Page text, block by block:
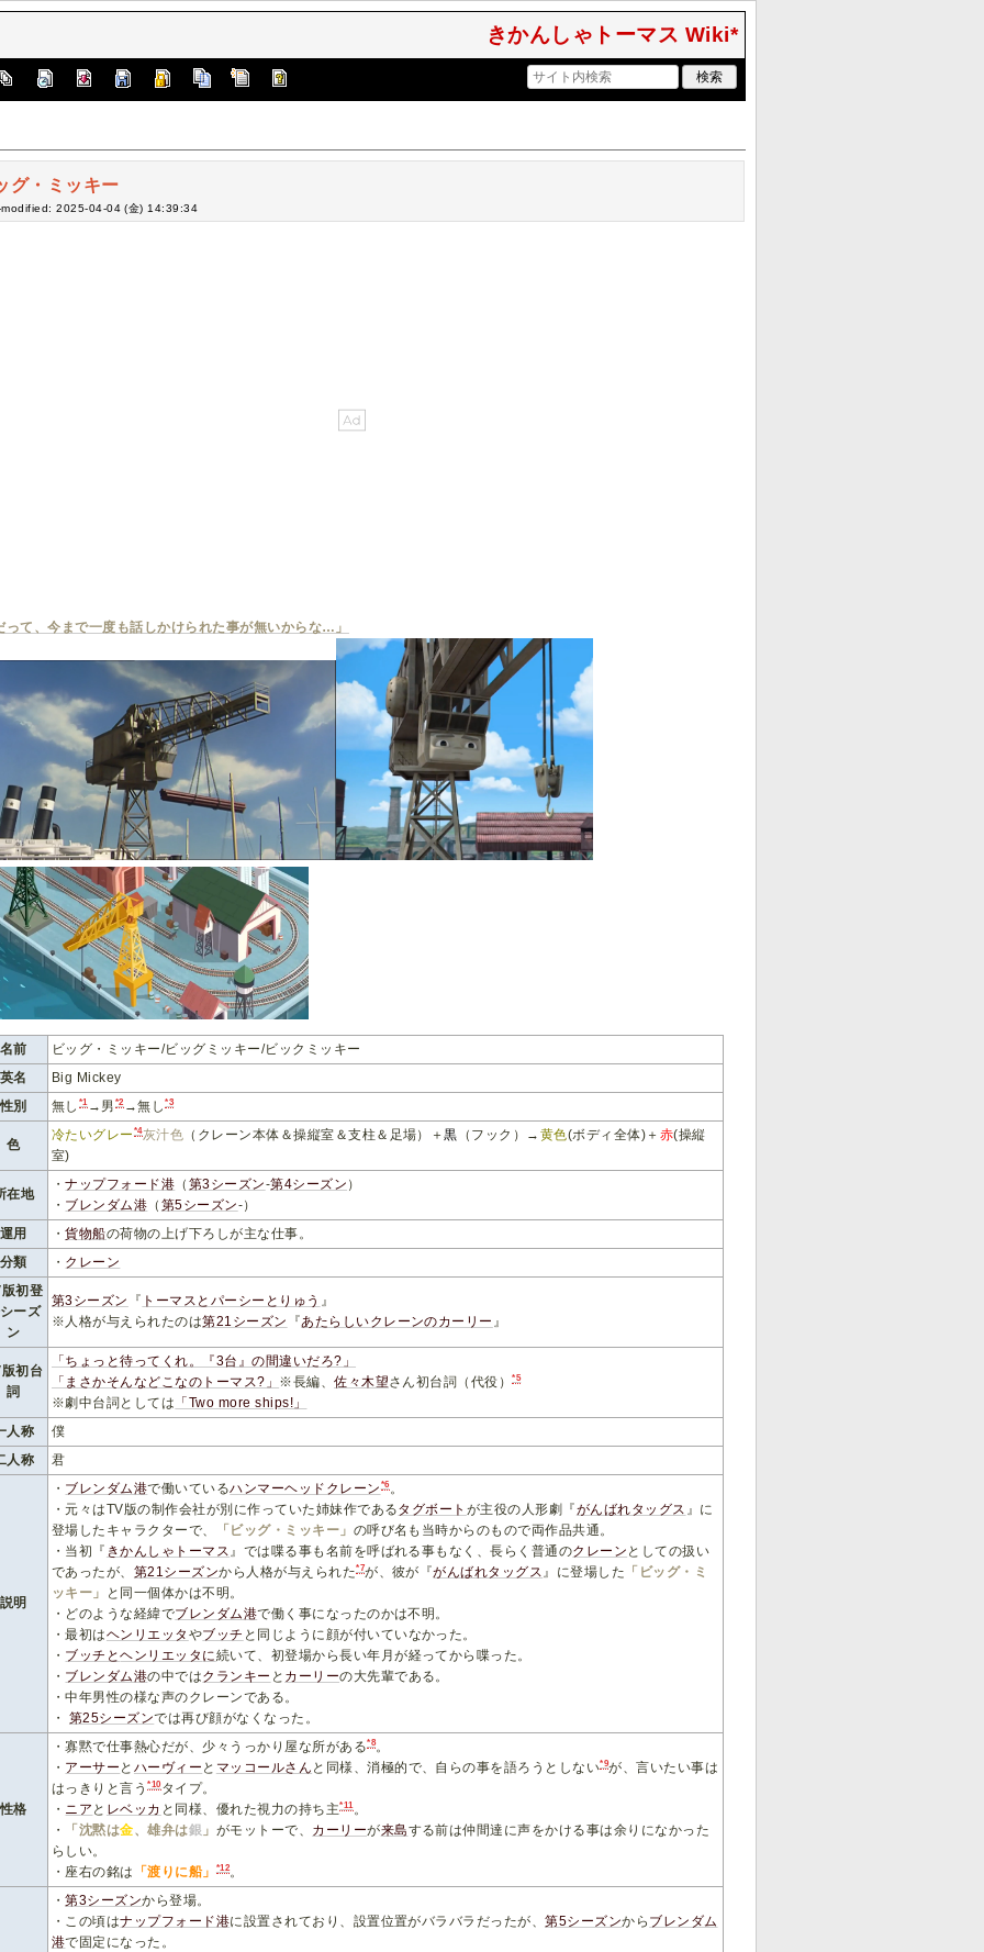
きかんしゃトーマス Wiki*
グ・ミッキー
2025-04-04 (金) 14:39:34
って、今まで一度も話しかけられた事が無いからな…」
名前
ビッグ・ミッキー/ビッグミッキー/ビックミッキー
英名
Big Mickey
性別
無し *1→男 *2→無し*3
色
冷たいグレー *4灰汁色 （クレーン本体＆操縦室＆支柱＆足場）＋黒 （フック）→ 黄色(ボディ全体)＋ 赤(操縦
室)
在地
・ナップフォード港 （ 第3シーズン-第4シーズン ）
・ ブレンダム港 （ 第5シーズン-）
運用
・貨物船の荷物の上げ下ろしが主な仕事。
分類
・ クレーン
初登
ーズ
ン
第3シーズン 『 トーマスとパーシーとりゅう 』
※人格が与えられたのは第21シーズン 『あたらしいクレーンのカーリー 』
初台
詞
「ちょっと待ってくれ。『3台』の間違いだろ?」
「まさかそんなどこなのトーマス?」 ※長編、佐々木望さん初台詞（代役）*5
※劇中台詞としては 「Two more ships!」
人称
僕
人称
君
説明
・ ブレンダム港で働いているハンマーヘッドクレーン *6。
・元々はTV版の制作会社が別に作っていた姉妹作であるタグボート が主役の人形劇『がんばれタッグス 』に
登場したキャラクターで、
「ビッグ・ミッキー」 の呼び名も当時からのもので両作品共通。
・当初『 きかんしゃトーマス』では喋る事も名前を呼ばれる事もなく、長らく普通のクレーン としての扱い
であったが、 第21シーズンから人格が与えられた*7が、彼が『がんばれタッグス』に登場した 「ビッグ・ミ
ッキー」
と同一個体かは不明。
・どのような経緯でブレンダム港で働く事になったのかは不明。
・最初はヘンリエッタ やブッチ と同じように顔が付いていなかった。
・ ブッチ とヘンリエッタ に続いて、初登場から長い年月が経ってから喋った。
・ ブレンダム港の中ではクランキー と カーリーの大先輩である。
・中年男性の様な声のクレーンである。
・ 第25シーズンでは再び顔がなくなった。
性格
・寡黙で仕事熱心だが、少々うっかり屋な所がある*8。
・ アーサー と ハーヴィー と マッコールさん と同様、消極的で、自らの事を語ろうとしない*9が、言いたい事は
はっきりと言う*10タイプ。
・ ニア と レベッカ と同様、優れた視力の持ち主*11。
・
「沈黙は金、雄弁は銀 」 がモットーで、 カーリーが来島する前は仲間達に声をかける事は余りになかった
らしい。
・座右の銘は
「渡りに船」 *12。
・第3シーズンから登場。
・この頃はナップフォード港に設置されており、設置位置がバラバラだったが、第5シーズンから ブレンダム
港で固定になった。